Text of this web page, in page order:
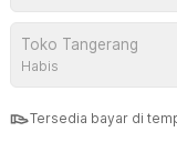
Toko Tangerang
Habis
Tersedia bayar di